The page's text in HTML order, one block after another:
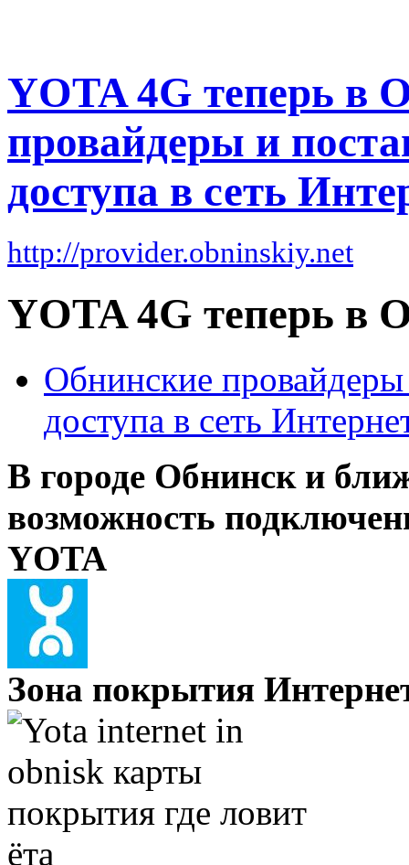
YOTA 4G теперь в
провайдеры и
доступа в сеть
http://provider.obninskiy.net
YOTA 4G теперь в
Обнинские
доступа в сеть
В городе Обнинск и
возможность
YOTA
Зона покрытия